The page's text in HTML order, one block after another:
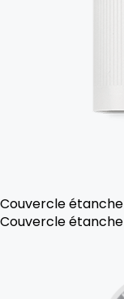
Couvercle étanche
Couvercle étanche